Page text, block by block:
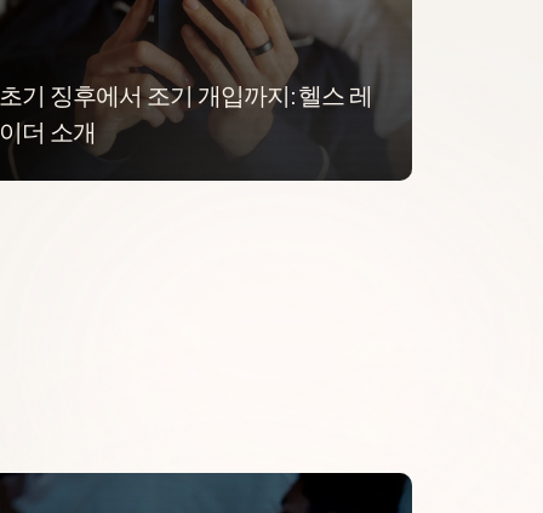
초기 징후에서 조기 개입까지: 헬스 레
이더 소개